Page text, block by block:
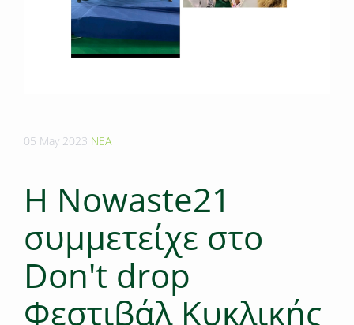
05 May 2023 ΝΕΑ
Η Νοwaste21
συμμετείχε στο
Don't drop
Φεστιβάλ Κυκλικής